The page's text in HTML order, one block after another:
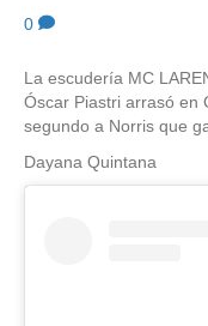
0
La escudería MC
Óscar Piastri arrasó en
segundo a Norris que
Dayana Quintana